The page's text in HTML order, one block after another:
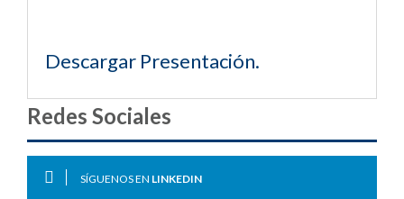
Descargar Presentación.
Redes Sociales
SÍGUENOS EN LINKEDIN